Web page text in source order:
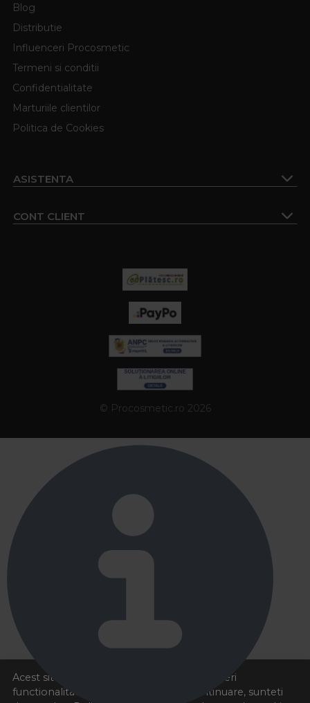
Acest site foloseste cookies pentru a va oferi
functionalitatea dorita. Navigand in continuare, sunteti
Blog
Distributie
Influenceri Procosmetic
Termeni si conditii
Confidentialitate
Marturiile clientilor
Politica de Cookies
ASISTENTA
CONT CLIENT
© Procosmetic.ro 2026